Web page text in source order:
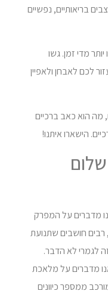
בריאותיים, נפשיים
מדי זמן. גשו
לכם לאבחן ולאפיין
הוא כאב ברכיים
הישארו איתנו!
מדברים על המפרק
רבים חושבים שתנועת
לגמרי לא הדבר.
מדברים על מלאכת
ממספר כיוונים